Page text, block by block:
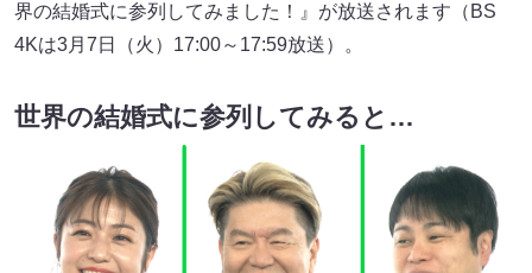
界の結婚式に参列してみました！』が放送されます（BS
4Kは3月7日（火）17:00～17:59放送）。
世界の結婚式に参列してみると…